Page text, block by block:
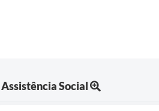
Assistência Social